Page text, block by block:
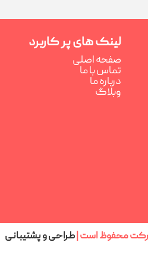
لینک های پر کاربرد
صفحه اصلی
تماس با ما
درباره ما
وبلاگ
محفوظ است | طراحی و پشتیبانی